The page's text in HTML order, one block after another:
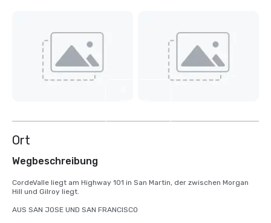
Ort
Wegbeschreibung
CordeValle liegt am Highway 101 in San Martin, der zwischen Morgan
Hill und Gilroy liegt.
AUS SAN JOSE UND SAN FRANCISCO